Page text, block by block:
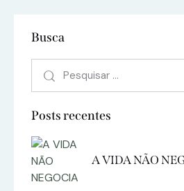
Busca
Posts recentes
A VIDA NÃO